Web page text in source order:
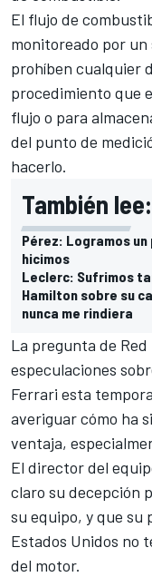
El flujo de
monitoreado por un
prohíben cualquier
procedimiento que
flujo o para
del punto de
hacerlo.
También lee:
Pérez: Logramos
hicimos
Leclerc: Sufrimos
Hamilton sobre su
nunca me rindiera
La pregunta de
especulaciones
Ferrari esta
averiguar cómo ha
ventaja,
El director del
claro su decepción
su equipo, y que su
Estados Unidos no
del motor.